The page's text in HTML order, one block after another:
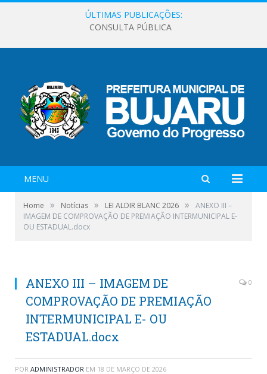
ÚLTIMAS PUBLICAÇÕES:
CONSULTA PÚBLICA
MENU
Home » Notícias » LEI ALDIR BLANC 2026 »
ANEXO III –
IMAGEM DE COMPROVAÇÃO DE PREMIAÇÃO INTERMUNICIPAL E-
OU ESTADUAL.docx
ANEXO III – IMAGEM DE
COMPROVAÇÃO DE PREMIAÇÃO
INTERMUNICIPAL E- OU
ESTADUAL.docx
0
POR ADMINISTRADOR EM 18 DE MARÇO DE 2026